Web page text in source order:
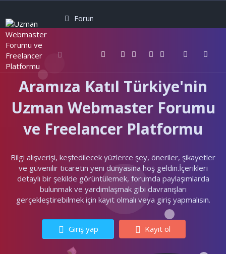
Forumlar
Aramıza Katıl Türkiye'nin
Uzman Webmaster Forumu
ve Freelancer Platformu
Bilgi alışverişi, keşfedilecek yüzlerce şey, öneriler, şikayetler
ve güvenilir ticaretin yeni dünyasına hoş geldin.İçerikleri
detaylı bir şekilde görüntülemek, forumda paylaşımlarda
bulunmak ve yardımlaşmak gibi davranışları
gerçekleştirebilmek için kayıt olmalı veya giriş yapmalısın.
Giriş yap Kayıt ol